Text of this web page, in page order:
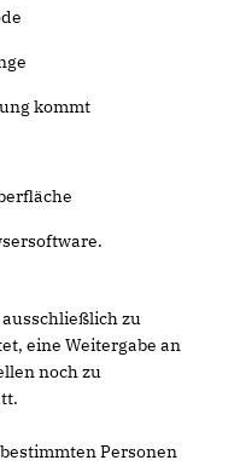
kommt
zu
eine Weitergabe an
noch zu
Personen